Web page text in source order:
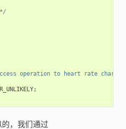
operation to heart rate
;
，我们通过